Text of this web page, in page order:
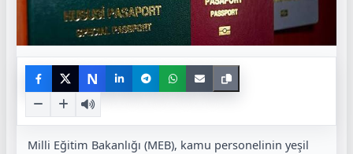
N
Milli Eğitim Bakanlığı (MEB), kamu personelinin yeşil